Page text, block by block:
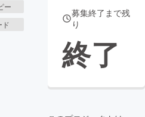
ー
ド
募集終了まで残
り
終了